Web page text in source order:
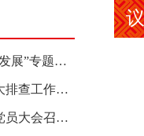
自治区政协召开“推动向海经济高质量发展”专题调研座谈会 钱学明出席并讲话
孙大伟到南宁督导检查地质灾害隐患大排查工作时强调 筑牢地质灾害安全防线 全力保障人民群众生命财产安全
中共政协广西壮族自治区委员会机关党员大会召开 选举产生新一届机关党委、机关纪委